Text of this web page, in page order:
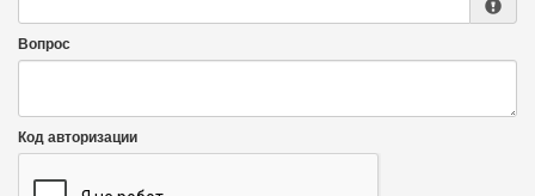
Вопрос
Код авторизации